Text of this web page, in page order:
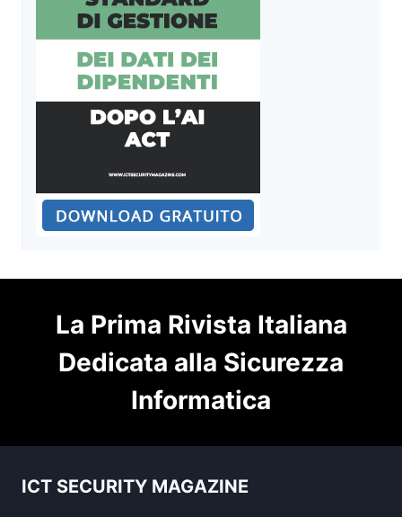
La Prima Rivista Italiana
Dedicata alla Sicurezza
Informatica
ICT SECURITY MAGAZINE